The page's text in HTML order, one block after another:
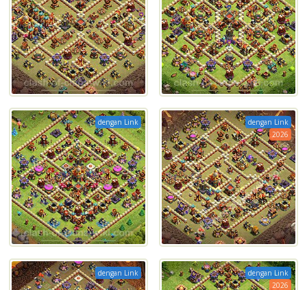
dengan Link
dengan Link
2026
dengan Link
dengan Link
2026